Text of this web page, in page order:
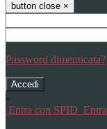
button close ×
Password dimenticata?
-
Entra con SPID